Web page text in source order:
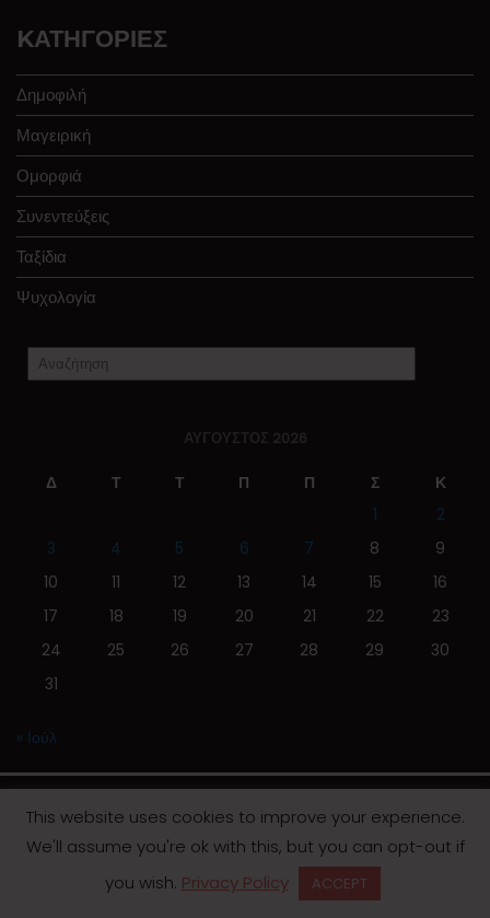
KΑΤΗΓΟΡΊΕΣ
Δημοφιλή
Μαγειρική
Ομορφιά
Συνεντεύξεις
Ταξίδια
Ψυχολογία
ΑΎΓΟΥΣΤΟΣ 2026
Δ Τ Τ Π Π Σ
Κ
1
2
3
4 5 6 7 8
9
10
11 12 13 14 15
16
17
18 19 20 21 22
23
24
25 26 27 28 29
30
31
« Ιούλ
© 2019 | Screen Magazine - Ηλεκτρονική εφημερίδα
Contia
This website uses cookies to improve your experience.
We'll assume you're ok with this, but you can opt-out if
you wish. Privacy Policy ACCEPT